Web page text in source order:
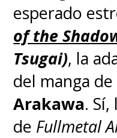
octubrecon
temporada
the Gods" y
con la
"Mobile Suit
Witch from
esperado
of the
Tsugai), la
del manga de
Arakawa.
de Fullmetal